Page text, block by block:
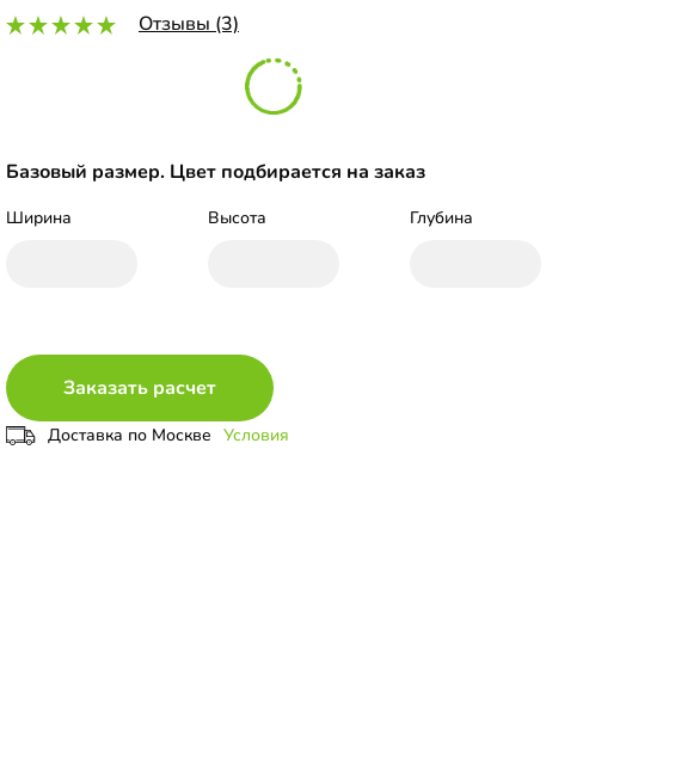
Отзывы (3)
Базовый размер. Цвет подбирается на заказ
Ширина Высота Глубина
Заказать расчет
Доставка по Москве Условия